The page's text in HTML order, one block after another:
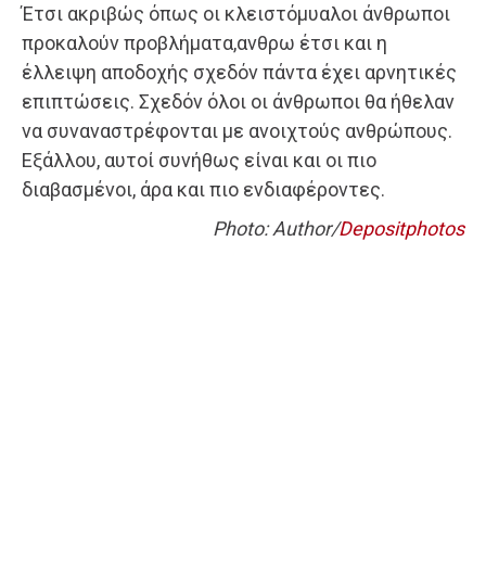
Έτσι ακριβώς όπως οι κλειστόμυαλοι άνθρωποι
προκαλούν προβλήματα,ανθρω έτσι και η
έλλειψη αποδοχής σχεδόν πάντα έχει αρνητικές
επιπτώσεις. Σχεδόν όλοι οι άνθρωποι θα ήθελαν
να συναναστρέφονται με ανοιχτούς ανθρώπους.
Εξάλλου, αυτοί συνήθως είναι και οι πιο
διαβασμένοι, άρα και πιο ενδιαφέροντες.
Photo: Author/Depositphotos